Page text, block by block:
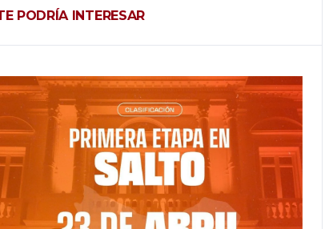
PODRÍA INTERESAR